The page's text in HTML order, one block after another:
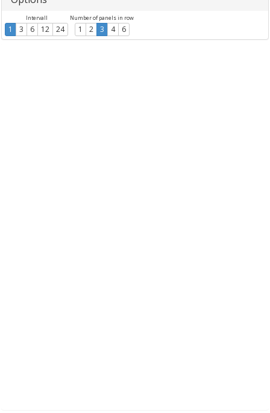
Intervall
1 3 6 12 24
Number of panels in row
1 2 3 4 6